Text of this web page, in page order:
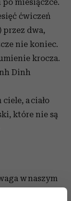
miesiączce.
ćwiczeń
dwa,
nie koniec.
krocza.
Dinh
a ciało
które nie są
w naszym